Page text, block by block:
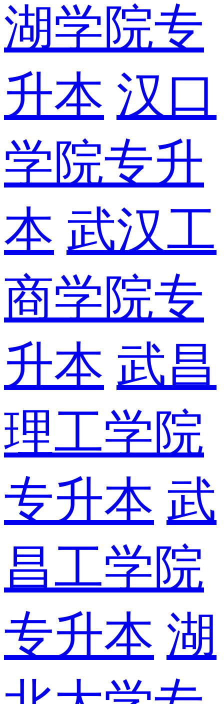
湖学院专
升本 汉口
学院专升
本 武汉工
商学院专
升本 武昌
理工学院
专升本 武
昌工学院
专升本 湖